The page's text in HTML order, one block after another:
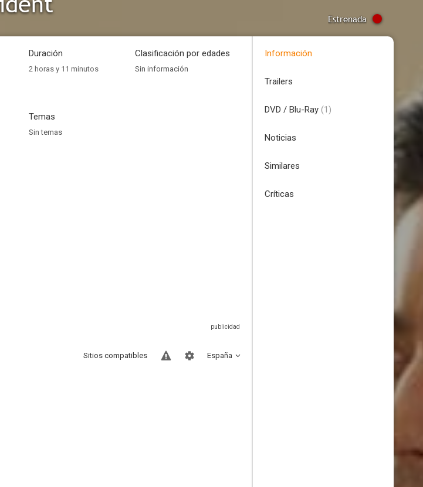
Estrenada
Duración
2 horas y 11 minutos
Clasificación por edades
Sin información
Temas
Sin temas
España
Sitios compatibles
Información
Trailers
DVD / Blu-Ray (1)
Noticias
Similares
Críticas